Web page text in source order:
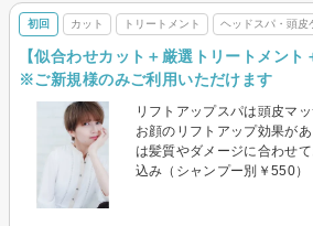
初回 カット トリートメント ヘッドスパ・頭皮
【似合わせカット＋厳選トリートメント
※ご新規様のみご利用いただけます
リフトアップスパは頭皮マ
お顔のリフトアップ効果が
は髪質やダメージに合わせ
込み（シャンプー別￥550）